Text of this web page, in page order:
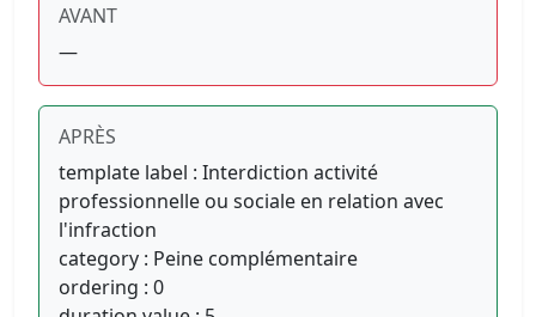
AVANT
—
APRÈS
template label : Interdiction activité
professionnelle ou sociale en relation avec
l'infraction
category : Peine complémentaire
ordering : 0